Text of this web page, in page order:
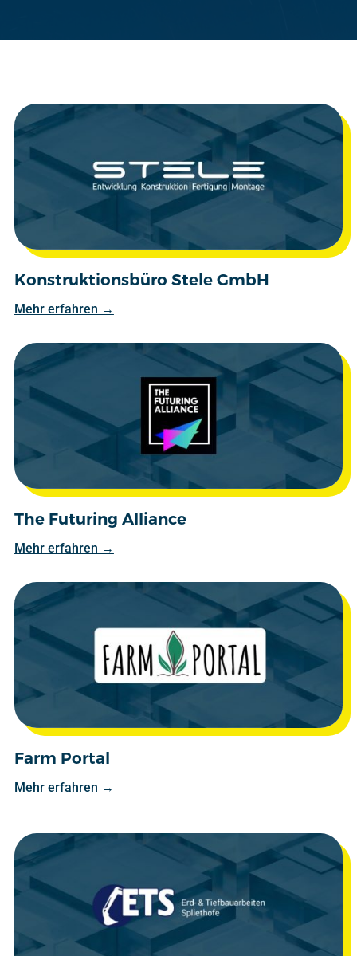
Konstruktionsbüro Stele GmbH
Mehr erfahren →
The Futuring Alliance
Mehr erfahren →
Farm Portal
Mehr erfahren →